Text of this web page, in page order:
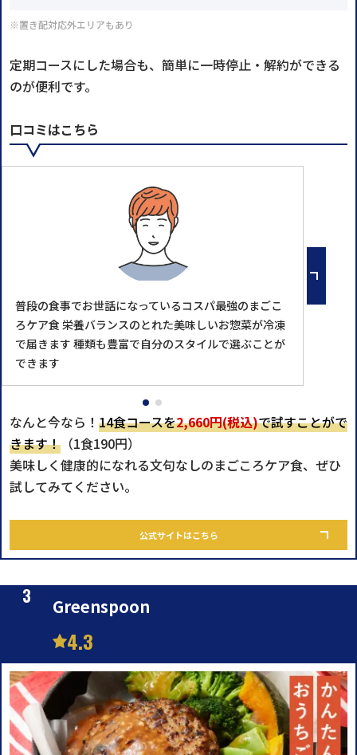
※置き配対応外エリアもあり
定期コースにした場合も、簡単に一時停止・解約ができる
のが便利です。
口コミはこちら
普段の食事でお世話になっているコスパ最強のまごこ
ろケア食 栄養バランスのとれた美味しいお惣菜が冷凍
で届きます 種類も豊富で自分のスタイルで選ぶことが
できます
なんと今なら！ 14食コースを2,660円(税込)で試すことがで
きます！ （1食190円）
美味しく健康的になれる文句なしのまごころケア食、ぜひ
試してみてください。
公式サイトはこちら
Greenspoon
4.3